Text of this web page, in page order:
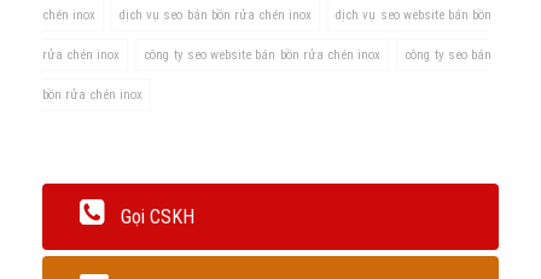
chén inox dịch vụ seo bán bồn rửa chén inox dịch vụ seo website bán bồn
rửa chén inox công ty seo website bán bồn rửa chén inox công ty seo bán
bồn rửa chén inox
Gọi CSKH